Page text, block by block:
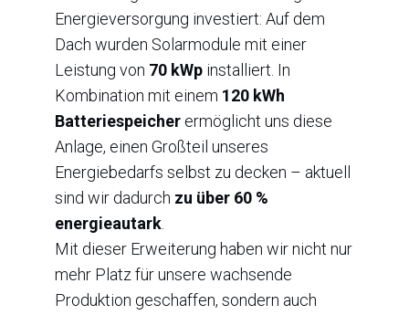
Energieversorgung investiert: Auf dem
Dach wurden Solarmodule mit einer
Leistung von 70 kWp installiert. In
Kombination mit einem 120 kWh
Batteriespeicher ermöglicht uns diese
Anlage, einen Großteil unseres
Energiebedarfs selbst zu decken – aktuell
sind wir dadurch zu über 60 %
energieautark
Mit dieser Erweiterung haben wir nicht nur
mehr Platz für unsere wachsende
Produktion geschaffen, sondern auch